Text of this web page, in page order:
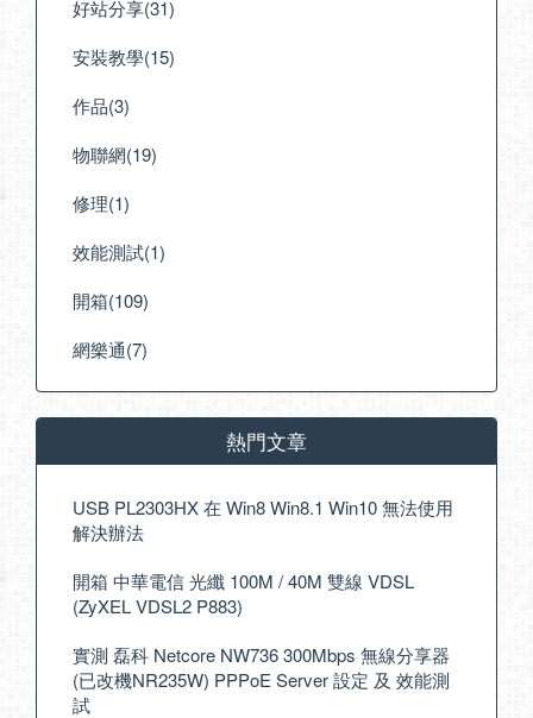
好站分享(31)
安裝教學(15)
作品(3)
物聯網(19)
修理(1)
效能測試(1)
開箱(109)
網樂通(7)
熱門文章
USB PL2303HX 在 Win8 Win8.1 Win10 無法使用
解決辦法
開箱 中華電信 光纖 100M / 40M 雙線 VDSL
(ZyXEL VDSL2 P883)
實測 磊科 Netcore NW736 300Mbps 無線分享器
(已改機NR235W) PPPoE Server 設定 及 效能測
試